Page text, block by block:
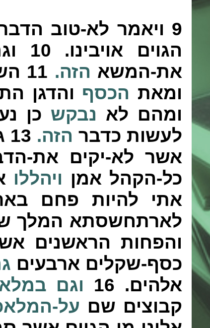
9 ויאמר לא-טוב
הגוים אויבינו. 10
את-המשא הזה. 11
ומאת הכסף והדגן
ומהם לא נבקש כן
לעשות כדבר הזה. 13
אשר לא-יקים את-
כל-הקהל אמן ויהללו
אתי להיות פחם
לארתחשסתא המלך
והפחות הראשנים
כסף-שקלים ארבעים
אלהים. 16 וגם
קבוצים שם על-